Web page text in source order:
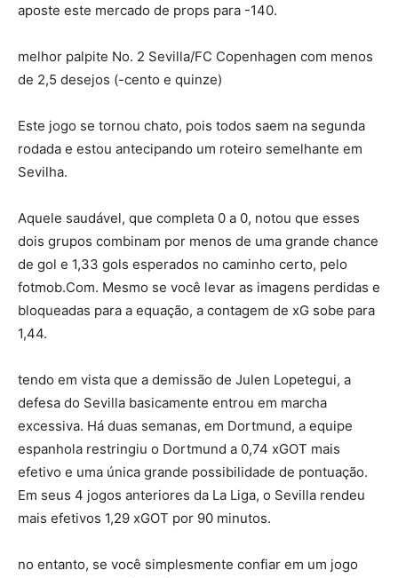
aposte este mercado de props para -140.
melhor palpite No. 2 Sevilla/FC Copenhagen com menos
de 2,5 desejos (-cento e quinze)
Este jogo se tornou chato, pois todos saem na segunda
rodada e estou antecipando um roteiro semelhante em
Sevilha.
Aquele saudável, que completa 0 a 0, notou que esses
dois grupos combinam por menos de uma grande chance
de gol e 1,33 gols esperados no caminho certo, pelo
fotmob.Com. Mesmo se você levar as imagens perdidas e
bloqueadas para a equação, a contagem de xG sobe para
1,44.
tendo em vista que a demissão de Julen Lopetegui, a
defesa do Sevilla basicamente entrou em marcha
excessiva. Há duas semanas, em Dortmund, a equipe
espanhola restringiu o Dortmund a 0,74 xGOT mais
efetivo e uma única grande possibilidade de pontuação.
Em seus 4 jogos anteriores da La Liga, o Sevilla rendeu
mais efetivos 1,29 xGOT por 90 minutos.
no entanto, se você simplesmente confiar em um jogo